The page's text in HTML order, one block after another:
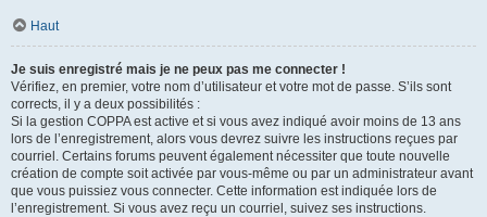
Haut
Je suis enregistré mais je ne peux pas me connecter !
Vérifiez, en premier, votre nom d’utilisateur et votre mot de passe. S’ils sont
corrects, il y a deux possibilités :
Si la gestion COPPA est active et si vous avez indiqué avoir moins de 13 ans
lors de l’enregistrement, alors vous devrez suivre les instructions reçues par
courriel. Certains forums peuvent également nécessiter que toute nouvelle
création de compte soit activée par vous-même ou par un administrateur avant
que vous puissiez vous connecter. Cette information est indiquée lors de
l’enregistrement. Si vous avez reçu un courriel, suivez ses instructions.